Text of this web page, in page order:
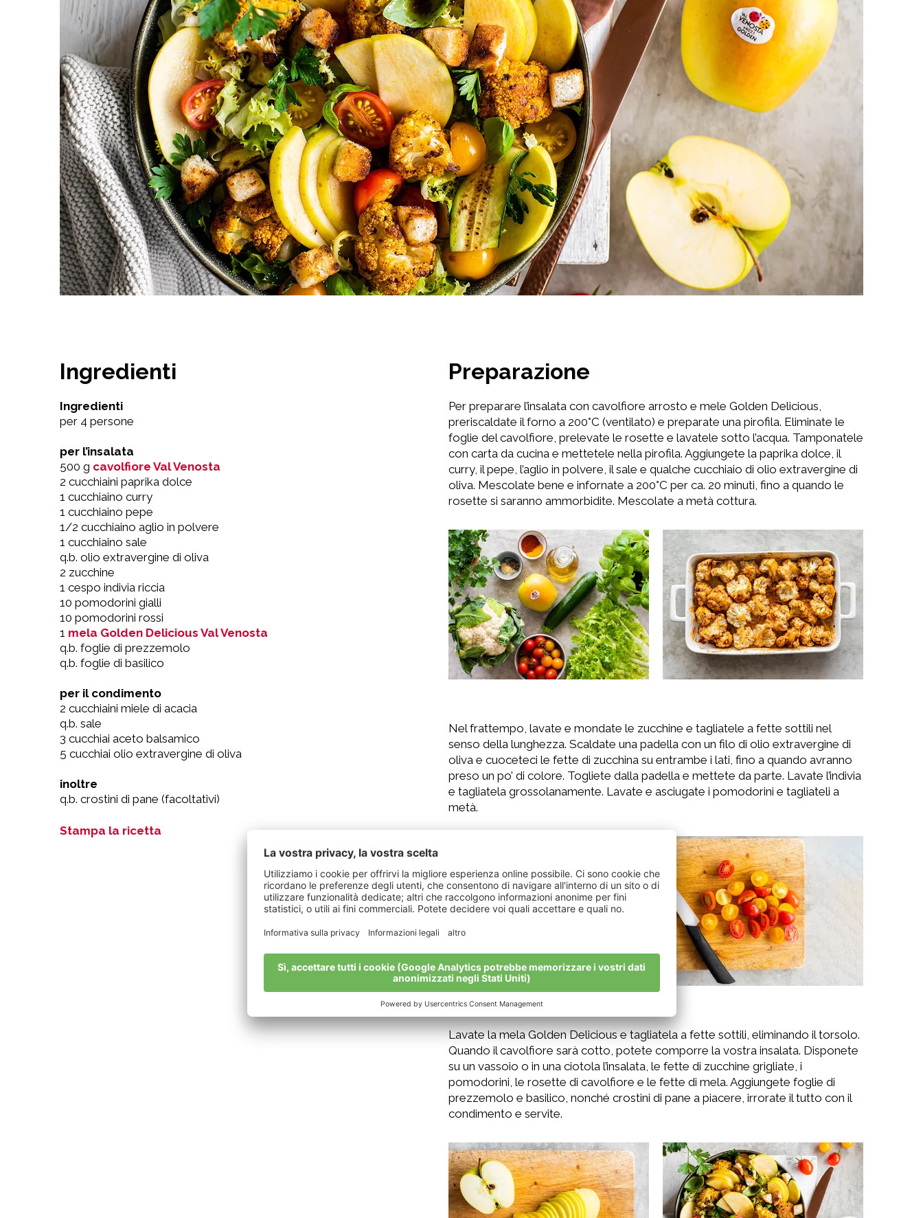
Ingredienti
Ingredienti
per 4 persone
per l’insalata
500 g cavolfiore Val Venosta
2 cucchiaini paprika dolce
1 cucchiaino curry
1 cucchiaino pepe
1/2 cucchiaino aglio in polvere
1 cucchiaino sale
q.b. olio extravergine di oliva
2 zucchine
1 cespo indivia riccia
10 pomodorini gialli
10 pomodorini rossi
1 mela Golden Delicious Val Venosta
q.b. foglie di prezzemolo
q.b. foglie di basilico
per il condimento
2 cucchiaini miele di acacia
q.b. sale
3 cucchiai aceto balsamico
5 cucchiai olio extravergine di oliva
inoltre
q.b. crostini di pane (facoltativi)
Stampa la ricetta
Preparazione
Per preparare l’insalata con cavolfiore arrosto e mele Golden Delicious,
preriscaldate il forno a 200°C (ventilato) e preparate una pirofila. Eliminate le
foglie del cavolfiore, prelevate le rosette e lavatele sotto l’acqua. Tamponatele
con carta da cucina e mettetele nella pirofila. Aggiungete la paprika dolce, il
curry, il pepe, l’aglio in polvere, il sale e qualche cucchiaio di olio extravergine di
oliva. Mescolate bene e infornate a 200°C per ca. 20 minuti, fino a quando le
rosette si saranno ammorbidite. Mescolate a metà cottura.
Nel frattempo, lavate e mondate le zucchine e tagliatele a fette sottili nel
senso della lunghezza. Scaldate una padella con un filo di olio extravergine di
oliva e cuoceteci le fette di zucchina su entrambe i lati, fino a quando avranno
preso un po’ di colore. Togliete dalla padella e mettete da parte. Lavate l’indivia
e tagliatela grossolanamente. Lavate e asciugate i pomodorini e tagliateli a
metà.
Lavate la mela Golden Delicious e tagliatela a fette sottili, eliminando il torsolo.
Quando il cavolfiore sarà cotto, potete comporre la vostra insalata. Disponete
su un vassoio o in una ciotola l’insalata, le fette di zucchine grigliate, i
pomodorini, le rosette di cavolfiore e le fette di mela. Aggiungete foglie di
prezzemolo e basilico, nonché crostini di pane a piacere, irrorate il tutto con il
condimento e servite.